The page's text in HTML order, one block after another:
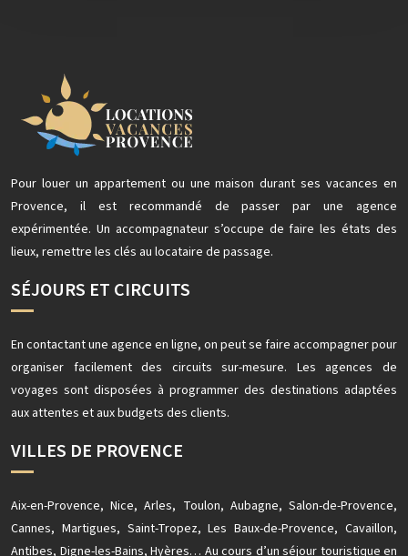
Pour louer un appartement ou une maison durant ses vacances en
Provence, il est recommandé de passer par une agence
expérimentée. Un accompagnateur s’occupe de faire les états des
lieux, remettre les clés au locataire de passage.
SÉJOURS ET CIRCUITS
En contactant une agence en ligne, on peut se faire accompagner pour
organiser facilement des circuits sur-mesure. Les agences de
voyages sont disposées à programmer des destinations adaptées
aux attentes et aux budgets des clients.
VILLES DE PROVENCE
Aix-en-Provence, Nice, Arles, Toulon, Aubagne, Salon-de-Provence,
Cannes, Martigues, Saint-Tropez, Les Baux-de-Provence, Cavaillon,
Antibes, Digne-les-Bains, Hyères… Au cours d’un séjour touristique en